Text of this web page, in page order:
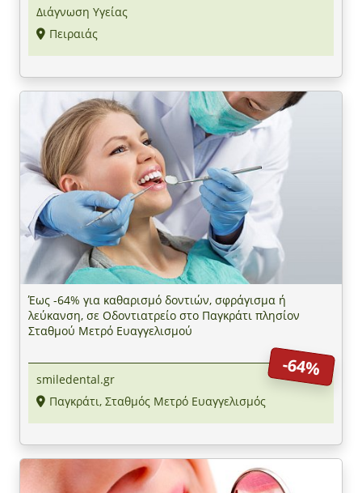
Διάγνωση Υγείας
Πειραιάς
Έως -64% για καθαρισμό δοντιών, σφράγισμα ή
λεύκανση, σε Οδοντιατρείο στο Παγκράτι πλησίον
Σταθμού Μετρό Ευαγγελισμού
-64%
smiledental.gr
Παγκράτι, Σταθμός Μετρό Ευαγγελισμός